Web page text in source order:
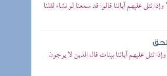
تتلى عليهم آياتنا قالوا قد سمعنا لو نشاء لقلنا
تتلى عليهم آياتنا بينات قال الذين لا يرجون